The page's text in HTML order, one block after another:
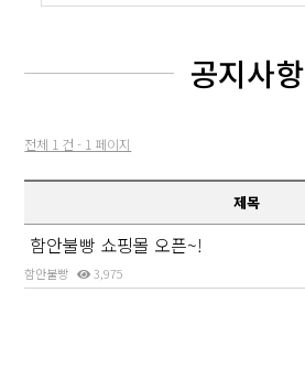
공지사항
전체 1 건 - 1 페이지
제목
함안불빵 쇼핑몰 오픈~!
함안불빵 3,975